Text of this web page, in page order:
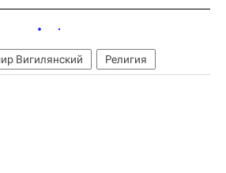
Вигилянский Религия